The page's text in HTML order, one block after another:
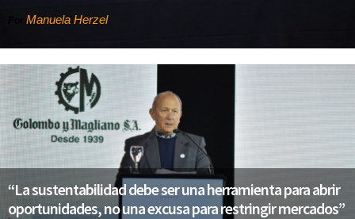
Manuela Herzel
“La sustentabilidad debe ser una herramienta para abrir
oportunidades, no una excusa para restringir mercados”